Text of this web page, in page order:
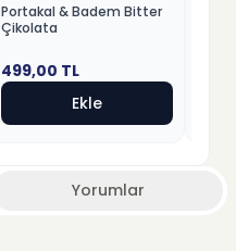
Portakal & Badem Bitter
Çikolata
499,00 TL
Ekle
Yorumlar